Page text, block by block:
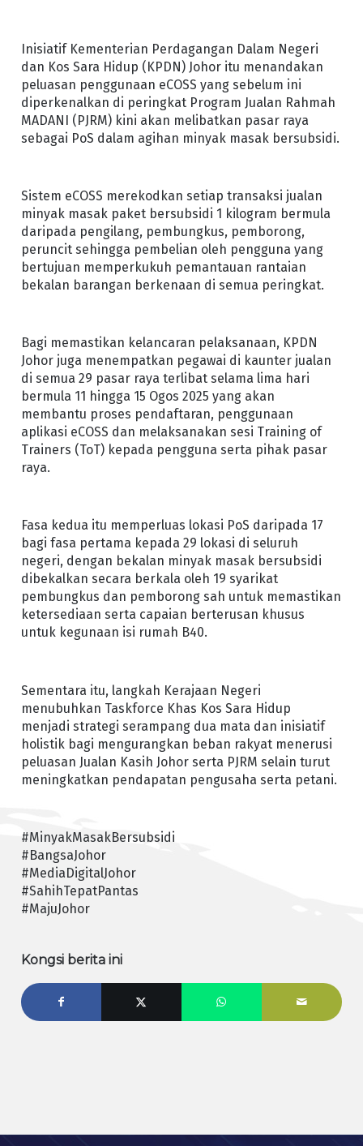
Inisiatif Kementerian Perdagangan Dalam Negeri
dan Kos Sara Hidup (KPDN) Johor itu menandakan
peluasan penggunaan eCOSS yang sebelum ini
diperkenalkan di peringkat Program Jualan Rahmah
MADANI (PJRM) kini akan melibatkan pasar raya
sebagai PoS dalam agihan minyak masak bersubsidi.
Sistem eCOSS merekodkan setiap transaksi jualan
minyak masak paket bersubsidi 1 kilogram bermula
daripada pengilang, pembungkus, pemborong,
peruncit sehingga pembelian oleh pengguna yang
bertujuan memperkukuh pemantauan rantaian
bekalan barangan berkenaan di semua peringkat.
Bagi memastikan kelancaran pelaksanaan, KPDN
Johor juga menempatkan pegawai di kaunter jualan
di semua 29 pasar raya terlibat selama lima hari
bermula 11 hingga 15 Ogos 2025 yang akan
membantu proses pendaftaran, penggunaan
aplikasi eCOSS dan melaksanakan sesi Training of
Trainers (ToT) kepada pengguna serta pihak pasar
raya.
Fasa kedua itu memperluas lokasi PoS daripada 17
bagi fasa pertama kepada 29 lokasi di seluruh
negeri, dengan bekalan minyak masak bersubsidi
dibekalkan secara berkala oleh 19 syarikat
pembungkus dan pemborong sah untuk memastikan
ketersediaan serta capaian berterusan khusus
untuk kegunaan isi rumah B40.
Sementara itu, langkah Kerajaan Negeri
menubuhkan Taskforce Khas Kos Sara Hidup
menjadi strategi serampang dua mata dan inisiatif
holistik bagi mengurangkan beban rakyat menerusi
peluasan Jualan Kasih Johor serta PJRM selain turut
meningkatkan pendapatan pengusaha serta petani.
#MinyakMasakBersubsidi
#BangsaJohor
#MediaDigitalJohor
#SahihTepatPantas
#MajuJohor
Kongsi berita ini